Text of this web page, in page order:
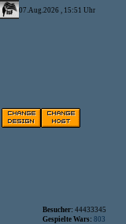
07.Aug.2026 , 15:51 Uhr
Besucher: 44433345
Gespielte Wars: 803